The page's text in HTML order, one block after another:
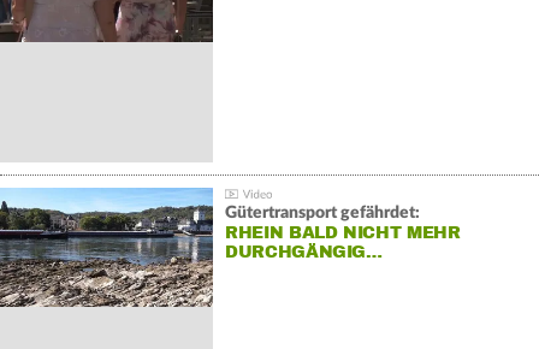
Gütertransport gefährdet:
RHEIN BALD NICHT MEHR
DURCHGÄNGIG…